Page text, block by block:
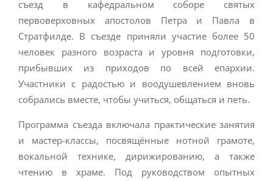
съезд в кафедральном соборе святых
первоверховных апостолов Петра и Павла в
Стратфилде. В съезде приняли участие более 50
человек разного возраста и уровня подготовки,
прибывших из приходов по всей епархии.
Участники с радостью и воодушевлением вновь
собрались вместе, чтобы учиться, общаться и петь.
Программа съезда включала практические занятия
и мастер-классы, посвящённые нотной грамоте,
вокальной технике, дирижированию, а также
чтению в храме. Под руководством опытных